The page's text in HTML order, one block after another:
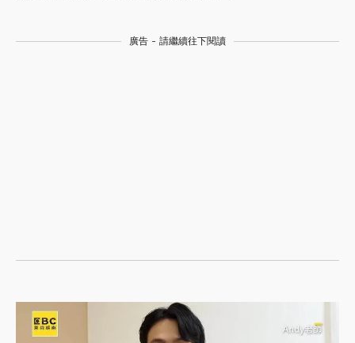
廣告 - 請繼續往下閱讀